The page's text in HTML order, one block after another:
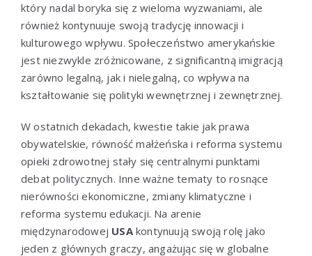
który nadal boryka się z wieloma wyzwaniami, ale
również kontynuuje swoją tradycję innowacji i
kulturowego wpływu. Społeczeństwo amerykańskie
jest niezwykle zróżnicowane, z significantną imigracją
zarówno legalną, jak i nielegalną, co wpływa na
kształtowanie się polityki wewnętrznej i zewnętrznej.
W ostatnich dekadach, kwestie takie jak prawa
obywatelskie, równość małżeńska i reforma systemu
opieki zdrowotnej stały się centralnymi punktami
debat politycznych. Inne ważne tematy to rosnące
nierówności ekonomiczne, zmiany klimatyczne i
reforma systemu edukacji. Na arenie
międzynarodowej USAkontynuują swoją rolę jako
jeden z głównych graczy, angażując się w globalne